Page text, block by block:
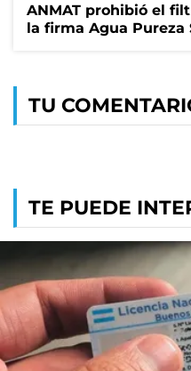
ANMAT prohibió el
la firma Agua Pureza
TU
TE PUEDE